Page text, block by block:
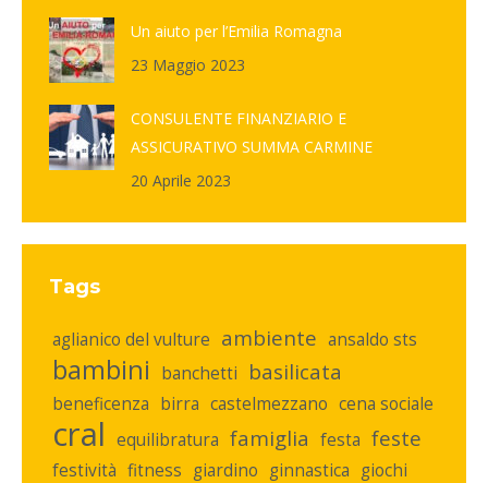
Un aiuto per l’Emilia Romagna
23 Maggio 2023
CONSULENTE FINANZIARIO E
ASSICURATIVO SUMMA CARMINE
20 Aprile 2023
Tags
aglianico del vulture ambiente ansaldo sts
bambini banchetti basilicata
beneficenza birra castelmezzano cena sociale
cral equilibratura famiglia festa feste
festività fitness giardino ginnastica giochi